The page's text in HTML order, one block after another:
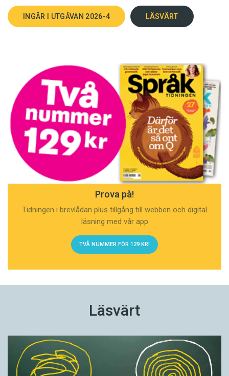
INGÅR I UTGÅVAN 2026-4 LÄSVÄRT
Prova på!
Tidningen i brevlådan plus tillgång till webben och digital
läsning med vår app
TVÅ NUMMER FÖR 129 KR!
Läsvärt